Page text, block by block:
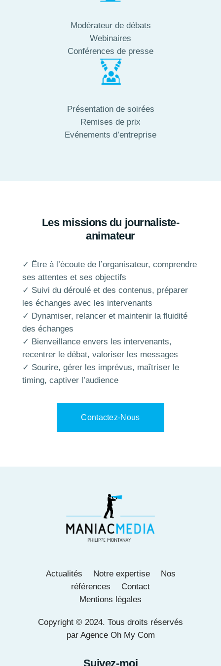
Modérateur de débats
Webinaires
Conférences de presse
Présentation de soirées
Remises de prix
Evénements d’entreprise
Les missions du journaliste-
animateur
✓ Être à l’écoute de l’organisateur, comprendre
ses attentes et ses objectifs
✓ Suivi du déroulé et des contenus, préparer
les échanges avec les intervenants
✓ Dynamiser, relancer et maintenir la fluidité
des échanges
✓ Bienveillance envers les intervenants,
recentrer le débat, valoriser les messages
✓ Sourire, gérer les imprévus, maîtriser le
timing, captiver l’audience
Contactez-Nous
Actualités Notre expertise
Nos
références
Contact
Mentions légales
Copyright © 2024. Tous droits réservés
par Agence Oh My Com
Suivez-moi